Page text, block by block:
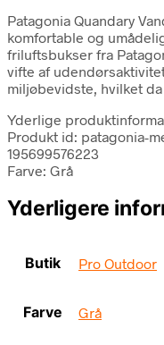
Patagonia Quandary
komfortable og
friluftsbukser fra
vifte af
miljøbevidste, hvilket
Yderlige
Produkt id: patagonia-
195699576223
Farve: Grå
Yderligere
Butik Pro Outdoor
Farve Grå